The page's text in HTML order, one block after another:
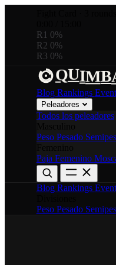
R1 0%
R2 0%
R3 0%
QUIMB
Blog Rankings
Peleadores
Todos los peleadores
Peso Pesado
Paja Femenino
Blog Rankings
Peso Pesado